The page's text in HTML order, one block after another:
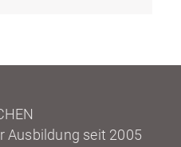
Ausbildung seit 2005